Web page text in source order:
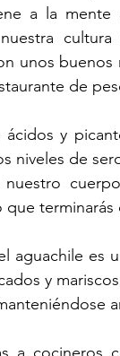
a la mente
unos buenos
de
ácidos y
niveles de
nuestro
que
aguachile es
y